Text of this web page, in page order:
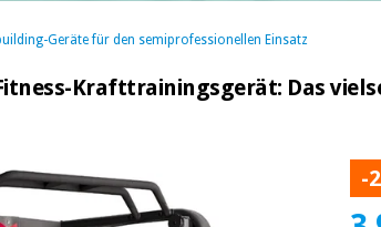
Geräte für den semiprofessionellen Einsatz
Krafttrainingsgerät: Das
-